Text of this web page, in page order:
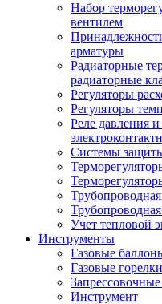
Набор
вентилем
арматуры
Радиаторные
радиаторные
Регуляторы
Регуляторы
Реле давления
Системы
Учет тепловой
Инструменты
Газовые
Газовые
Инструмент